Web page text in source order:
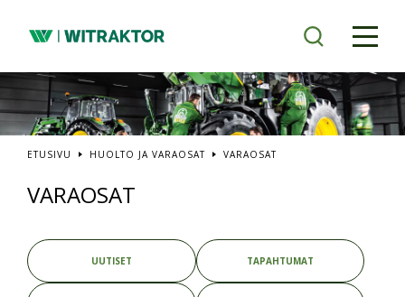
pääsisältöön
ETUSIVU HUOLTO JA VARAOSAT VARAOSAT
VARAOSAT
UUTISET TAPAHTUMAT